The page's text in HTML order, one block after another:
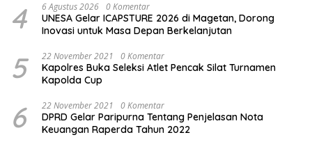
4 6 Agustus 2026 0 Komentar
UNESA Gelar ICAPSTURE 2026 di Magetan, Dorong
Inovasi untuk Masa Depan Berkelanjutan
5 22 November 2021 0 Komentar
Kapolres Buka Seleksi Atlet Pencak Silat Turnamen
Kapolda Cup
6 22 November 2021 0 Komentar
DPRD Gelar Paripurna Tentang Penjelasan Nota
Keuangan Raperda Tahun 2022